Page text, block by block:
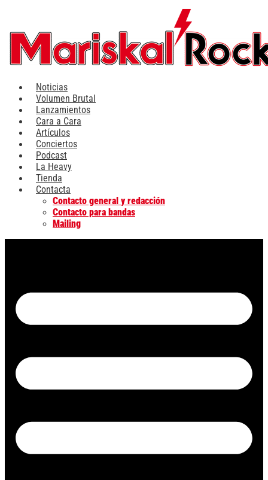
contenido
Noticias
Volumen Brutal
Lanzamientos
Cara a Cara
Artículos
Conciertos
Podcast
La Heavy
Tienda
Contacta
Contacto general y redacción
Contacto para bandas
Mailing